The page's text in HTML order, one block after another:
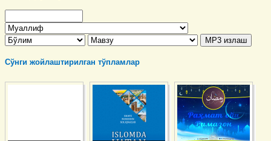
Сўнги жойлаштирилган тўпламлар